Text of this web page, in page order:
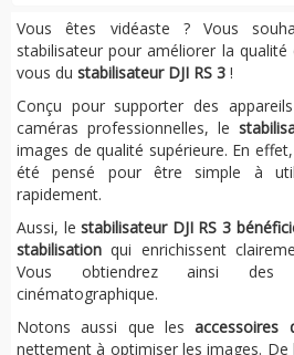
Vous êtes vidéaste ? Vous
stabilisateur pour améliorer la qualité
vous du stabilisateur DJI RS 3 !
Conçu pour supporter des
caméras professionnelles, le
images de qualité supérieure. En
été pensé pour être simple à
rapidement.
Aussi, lestabilisateur DJI RS 3
stabilisation qui enrichissent
Vous obtiendrez ainsi
cinématographique.
Notons aussi que lesaccessoires
nettement à optimiser les images.